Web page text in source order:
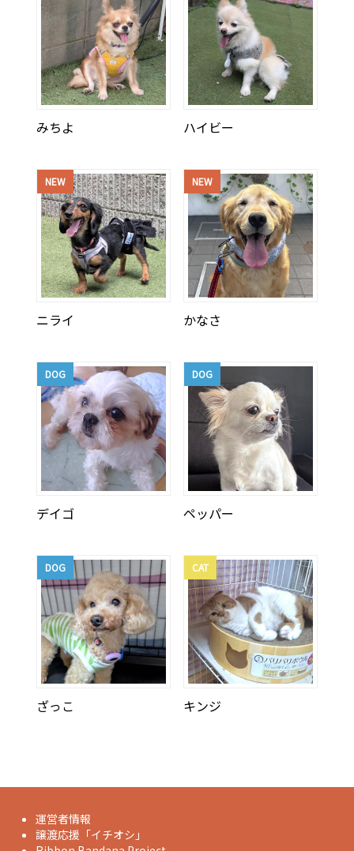
みちよ ハイビー
NEW
ニライ
NEW
かなさ
DOG
デイゴ
DOG
ペッパー
DOG
ざっこ
CAT
キンジ
運営者情報
譲渡応援「イチオシ」